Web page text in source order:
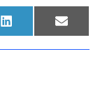
LinkedIn Email